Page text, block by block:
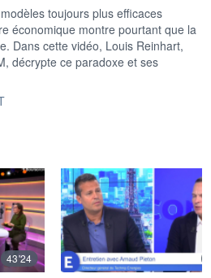
toujours plus efficaces
économique montre pourtant que la
Dans cette vidéo, Louis Reinhart,
décrypte ce paradoxe et ses
43'24